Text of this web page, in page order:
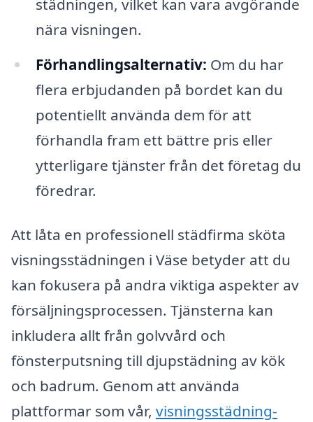
städningen, vilket kan vara avgörande
nära visningen.
Förhandlingsalternativ: Om du har
flera erbjudanden på bordet kan du
potentiellt använda dem för att
förhandla fram ett bättre pris eller
ytterligare tjänster från det företag du
föredrar.
Att låta en professionell städfirma sköta
visningsstädningen i Väse betyder att du
kan fokusera på andra viktiga aspekter av
försäljningsprocessen. Tjänsterna kan
inkludera allt från golvvård och
fönsterputsning till djupstädning av kök
och badrum. Genom att använda
plattformar som vår, visningsstädning-